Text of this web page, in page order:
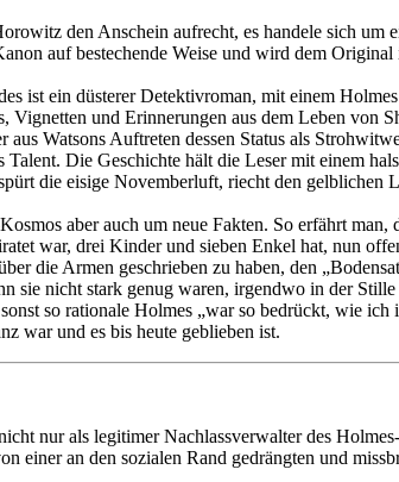
den Anschein aufrecht, es handele sich
auf bestechende Weise und wird dem
ist ein düsterer Detektivroman, mit einem
Vignetten und Erinnerungen aus dem Leben von
aus Watsons Auftreten dessen Status als
Talent. Die Geschichte hält die Leser mit einem
die eisige Novemberluft, riecht den
aber auch um neue Fakten. So erfährt
war, drei Kinder und sieben Enkel hat, nun
die Armen geschrieben zu haben, den
sie nicht stark genug waren, irgendwo in der
so rationale Holmes „war so bedrückt, wie
war und es bis heute geblieben ist.
nur als legitimer Nachlassverwalter des
einer an den sozialen Rand gedrängten und